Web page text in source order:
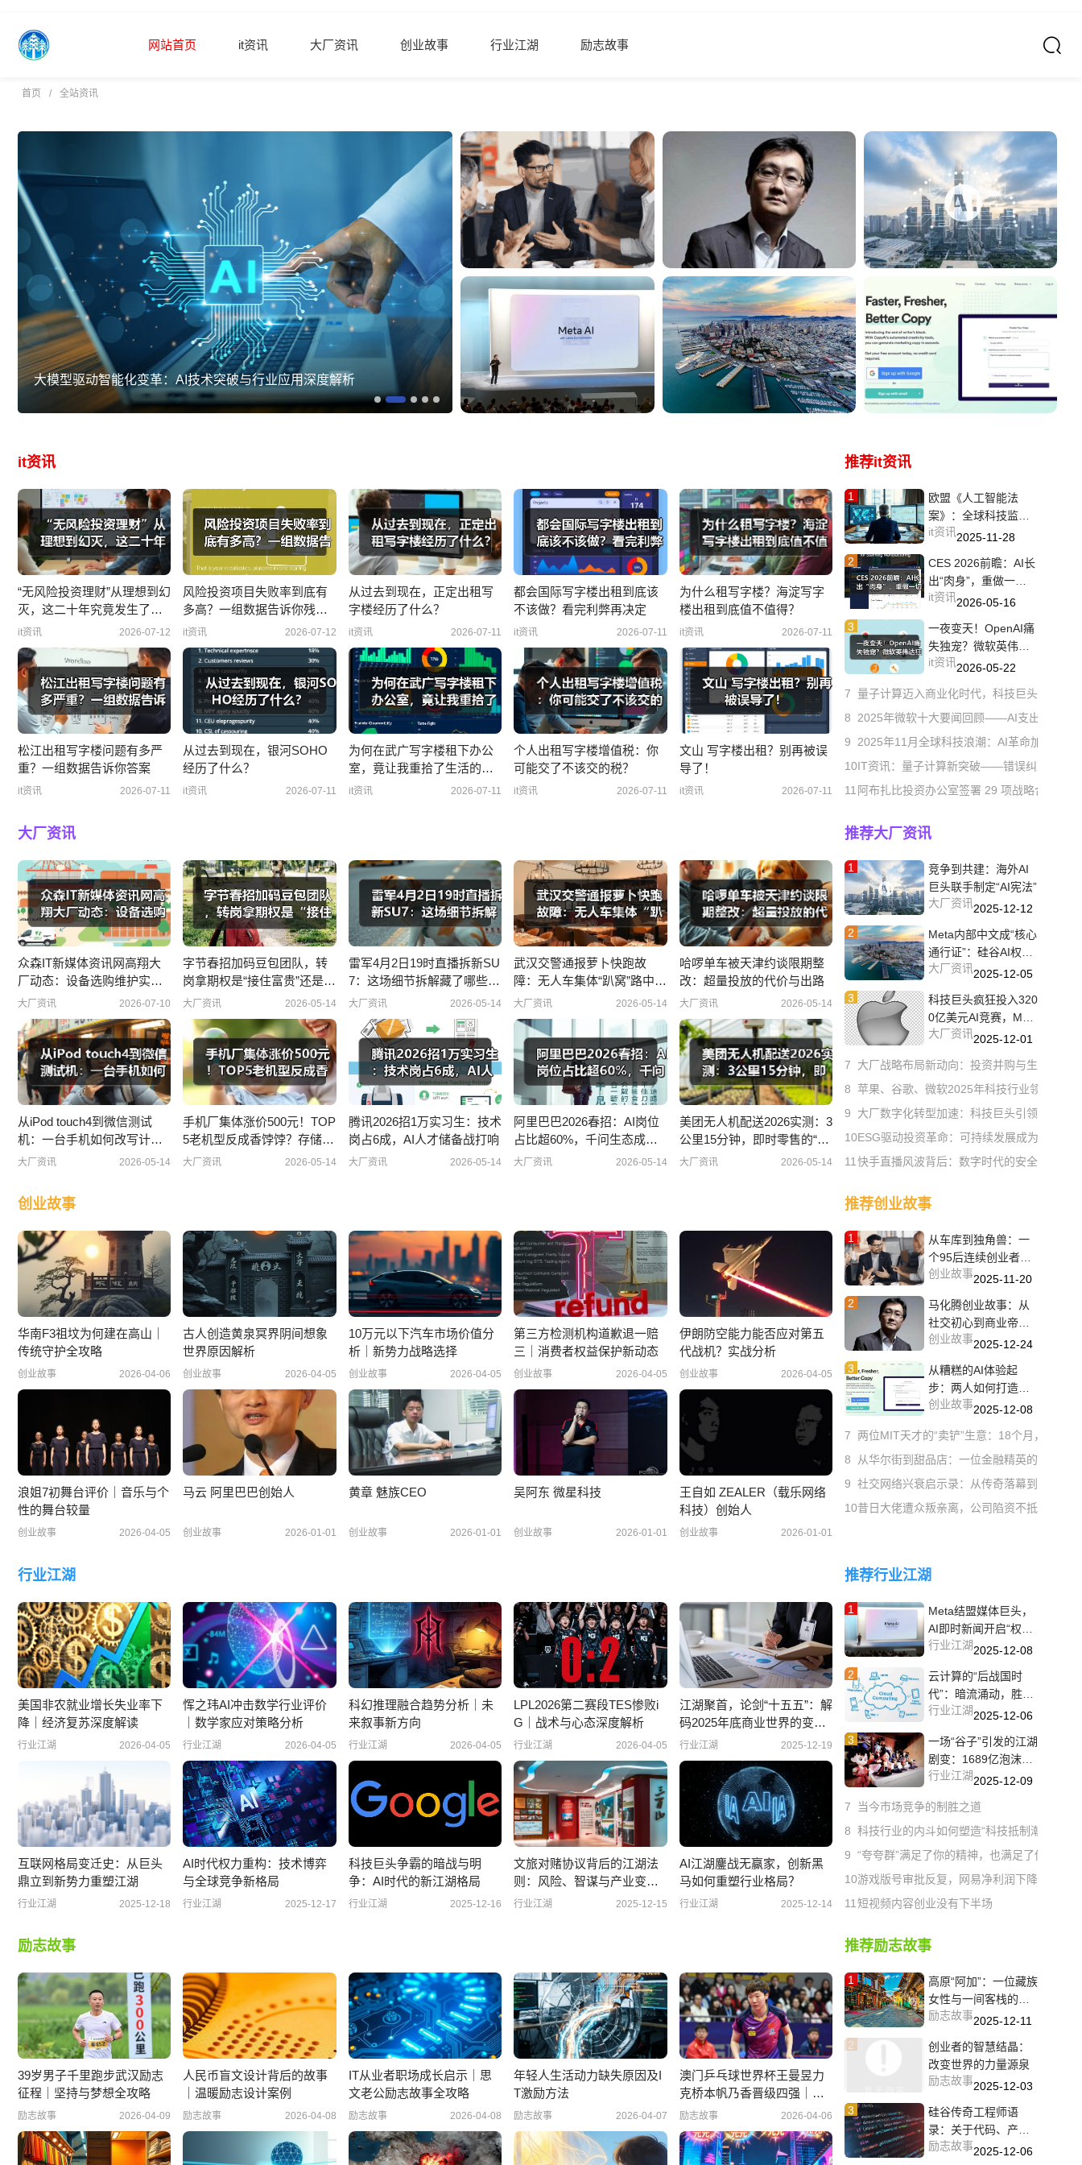
网站首页 it资讯 大厂资讯 创业故事 行业江湖 励志故事
玄熵新媒体资讯网 - IT行业动态_新媒体运营干货_技术前沿深度分析 - 玄熵新媒体资讯网
首页 / 全站资讯
大模型驱动智能化变革：AI技术突破与行业应用深度解析 KTV大规模下架热门歌曲背后：版权争议与行业组织的权责边界 雷军谈天使投资经历与寻找未
it资讯
“无风险投资理财”从理想到幻
灭，这二十年究竟发生了什
么？
it资讯 2026-07-12
风险投资项目失败率到底有
多高？一组数据告诉你残酷
真相
it资讯 2026-07-12
从过去到现在，正定出租写
字楼经历了什么？
it资讯 2026-07-11
都会国际写字楼出租到底该
不该做？看完利弊再决定
it资讯 2026-07-11
为什么租写字楼？海淀写字
楼出租到底值不值得？
it资讯 2026-07-11
松江出租写字楼问题有多严
重？一组数据告诉你答案
it资讯 2026-07-11
从过去到现在，银河SOHO
经历了什么？
it资讯 2026-07-11
为何在武广写字楼租下办公
室，竟让我重拾了生活的掌
控感？
it资讯 2026-07-11
个人出租写字楼增值税：你
可能交了不该交的税？
it资讯 2026-07-11
文山 写字楼出租？别再被误
导了！
it资讯 2026-07-11
推荐it资讯
1
欧盟《人工智能法
案》：全球科技监管
新标准的诞生与深远
it资讯 2025-11-28
2
CES 2026前瞻：AI长
出“肉身”，重做一切硬
件？
it资讯 2026-05-16
3
一夜变天！OpenAI痛
失独宠？微软英伟达
狂砸150
it资讯 2026-05-22
7
量子计算迈入商业化时代，科技巨头竞相布
8
2025年微软十大要闻回顾——AI支出、巨额
9
2025年11月全球科技浪潮：AI革命加速，
10IT资讯：量子计算新突破——错误纠正迈出
11 阿布扎比投资办公室签署 29 项战略合作协
大厂资讯
众森IT新媒体资讯网高翔大
厂动态：设备选购维护实用
指南202
大厂资讯 2026-07-10
字节春招加码豆包团队，转
岗拿期权是“接住富贵”还是
“高位接盘
大厂资讯 2026-05-14
雷军4月2日19时直播拆新SU
7：这场细节拆解藏了哪些硬
货？
大厂资讯 2026-05-14
武汉交警通报萝卜快跑故
障：无人车集体“趴窝”路中，
谁该负责？
大厂资讯 2026-05-14
哈啰单车被天津约谈限期整
改：超量投放的代价与出路
大厂资讯 2026-05-14
从iPod touch4到微信测试
机：一台手机如何改写计算
机
大厂资讯 2026-05-14
手机厂集体涨价500元！TOP
5老机型反成香饽饽？存储成
本还
大厂资讯 2026-05-14
腾讯2026招1万实习生：技术
岗占6成，AI人才储备战打响
大厂资讯 2026-05-14
阿里巴巴2026春招：AI岗位
占比超60%，千问生态成最
大变
大厂资讯 2026-05-14
美团无人机配送2026实测：3
公里15分钟，即时零售的“最
后
大厂资讯 2026-05-14
推荐大厂资讯
1
竞争到共建：海外AI
巨头联手制定“AI宪法”
大厂资讯2025-12-12
2
Meta内部中文成“核心
通行证”：硅谷AI权力
结构正在东方迁
大厂资讯2025-12-05
3
科技巨头疯狂投入320
0亿美元AI竞赛，Met
a、微软领跑时
大厂资讯2025-12-01
7
大厂战略布局新动向：投资并购与生态合作
8 苹果、谷歌、微软2025年科技行业领导权争
9
大厂数字化转型加速：科技巨头引领产业变
10ESG驱动投资革命：可持续发展成为融资新
11 快手直播风波背后：数字时代的安全攻防战
创业故事
华南F3祖坟为何建在高山｜
传统守护全攻略
创业故事 2026-04-06
古人创造黄泉冥界阴间想象
世界原因解析
创业故事 2026-04-05
10万元以下汽车市场价值分
析｜新势力战略选择
创业故事 2026-04-05
第三方检测机构道歉退一赔
三｜消费者权益保护新动态
创业故事 2026-04-05
伊朗防空能力能否应对第五
代战机？实战分析
创业故事 2026-04-05
浪姐7初舞台评价｜音乐与个
性的舞台较量
创业故事 2026-04-05
马云 阿里巴巴创始人
创业故事 2026-01-01
黄章 魅族CEO
创业故事 2026-01-01
吴阿东 微星科技
创业故事 2026-01-01
王自如 ZEALER（载乐网络
科技）创始人
创业故事 2026-01-01
推荐创业故事
1
从车库到独角兽：一
个95后连续创业者的
传奇
创业故事2025-11-20
2
马化腾创业故事：从
社交初心到商业帝国
的崛起之路
创业故事2025-12-24
3
从糟糕的AI体验起
步：两人如何打造出
价值百万美元的UX写
创业故事2025-12-08
7
两位MIT天才的“卖铲”生意：18个月，解决AI
8
从华尔街到甜品店：一位金融精英的冰淇淋
9 社交网络兴衰启示录：从传奇落幕到生态更
10昔日大佬遭众叛亲离，公司陷资不抵债困境
行业江湖
美国非农就业增长失业率下
降｜经济复苏深度解读
行业江湖 2026-04-05
恽之玮AI冲击数学行业评价
｜数学家应对策略分析
行业江湖 2026-04-05
科幻推理融合趋势分析｜未
来叙事新方向
行业江湖 2026-04-05
LPL2026第二赛段TES惨败i
G｜战术与心态深度解析
行业江湖 2026-04-05
江湖聚首，论剑“十五五”：解
码2025年底商业世界的变局
与新
行业江湖 2025-12-19
互联网格局变迁史：从巨头
鼎立到新势力重塑江湖
行业江湖 2025-12-18
AI时代权力重构：技术博弈
与全球竞争新格局
行业江湖 2025-12-17
科技巨头争霸的暗战与明
争：AI时代的新江湖格局
行业江湖 2025-12-16
文旅对赌协议背后的江湖法
则：风险、智谋与产业变局
深度解析
行业江湖 2025-12-15
AI江湖鏖战无赢家，创新黑
马如何重塑行业格局？
行业江湖 2025-12-14
推荐行业江湖
1
Meta结盟媒体巨头，
AI即时新闻开启“权力
游戏”新江湖
行业江湖2025-12-08
2
云计算的“后战国时
代”：暗流涌动，胜负
未分
行业江湖2025-12-06
3
一场“谷子”引发的江湖
剧变：1689亿泡沫膨
胀与破碎的200
行业江湖2025-12-09
7
当今市场竞争的制胜之道
8 科技行业的内斗如何塑造“科技抵制潮”
9 “夸夸群”满足了你的精神，也满足了他的钱袋
10游戏版号审批反复，网易净利润下降四成
11 短视频内容创业没有下半场
励志故事
39岁男子千里跑步武汉励志
征程｜坚持与梦想全攻略
励志故事 2026-04-09
人民币盲文设计背后的故事
｜温暖励志设计案例
励志故事 2026-04-08
IT从业者职场成长启示｜思
文老公励志故事全攻略
励志故事 2026-04-08
年轻人生活动力缺失原因及I
T激励方法
励志故事 2026-04-07
澳门乒乓球世界杯王曼昱力
克桥本帆乃香晋级四强｜赛
事全攻略
励志故事 2026-04-06
推荐励志故事
1
高原“阿加”：一位藏族
女性与一间客栈的二
十年守望
励志故事2025-12-11
2
创业者的智慧结晶：
改变世界的力量源泉
励志故事2025-12-03
3
硅谷传奇工程师语
录：关于代码、产品
与人生的20条思考
励志故事2025-12-06